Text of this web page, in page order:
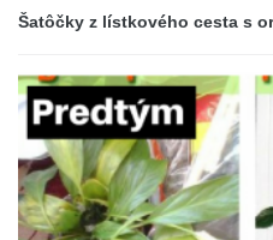
Šatôčky z lístkového cesta s